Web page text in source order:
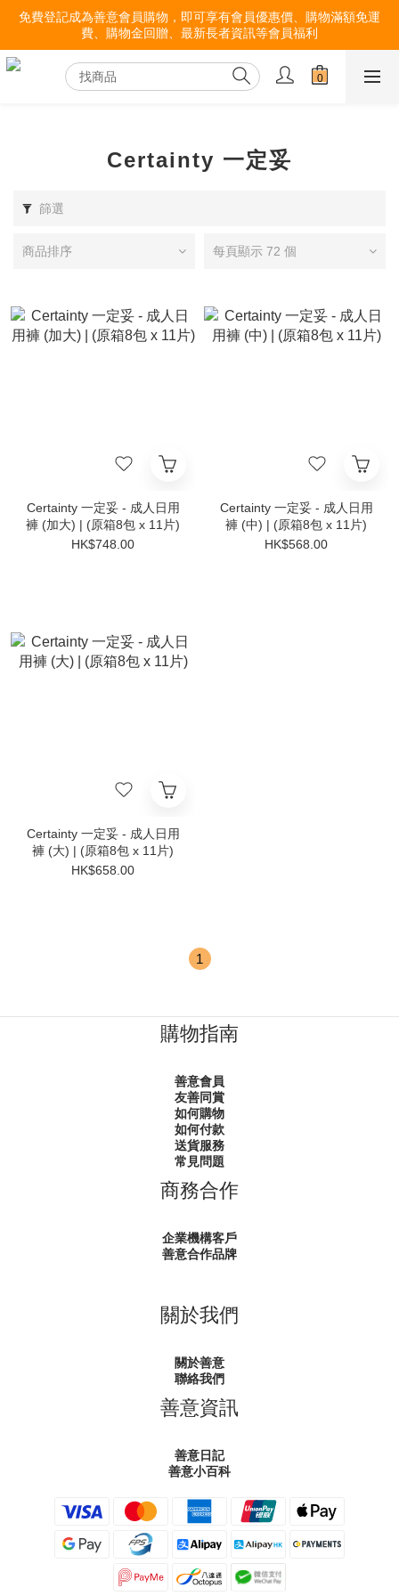
免費登記成為善意會員購物，即可享有會員優惠價、購物滿額免運
費、購物金回贈、最新長者資訊等會員福利
Certainty 一定妥
篩選
商品排序 每頁顯示 72 個
Certainty 一定妥 - 成人日用
褲 (加大) | (原箱8包 x 11片)
HK$748.00
Certainty 一定妥 - 成人日用
褲 (中) | (原箱8包 x 11片)
HK$568.00
Certainty 一定妥 - 成人日用
褲 (大) | (原箱8包 x 11片)
HK$658.00
1
購物指南
善意會員
友善同賞
如何購物
如何付款
送貨服務
常見問題
商務合作
企業機構客戶
善意合作品牌
關於我們
關於善意
聯絡我們
善意資訊
善意日記
善意小百科